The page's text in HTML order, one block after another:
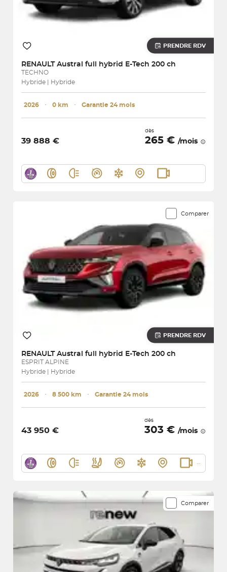
PRENDRE RDV
RENAULT Austral full hybrid E-Tech 200 ch
TECHNO
Hybride | Hybride
2026 ･ 0 km ･ Garantie 24 mois
39 888 €
dès
265 € /mois
Comparer
PRENDRE RDV
RENAULT Austral full hybrid E-Tech 200 ch
ESPRIT ALPINE
Hybride | Hybride
2026 ･ 8 500 km ･ Garantie 24 mois
43 950 €
dès
303 € /mois
Comparer